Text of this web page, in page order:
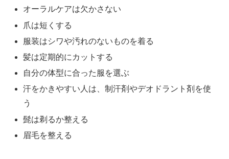
オーラルケアは欠かさない
爪は短くする
服装はシワや汚れのないものを着る
髪は定期的にカットする
自分の体型に合った服を選ぶ
汗をかきやすい人は、制汗剤やデオドラント剤を使
う
髭は剃るか整える
眉毛を整える